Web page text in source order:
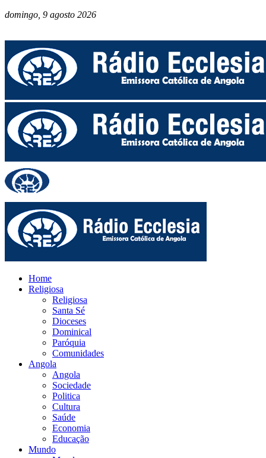
domingo, 9 agosto 2026
Home
Religiosa
Religiosa
Santa Sé
Dioceses
Dominical
Paróquia
Comunidades
Angola
Angola
Sociedade
Politica
Cultura
Saúde
Economia
Educação
Mundo